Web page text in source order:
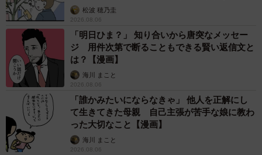
松波 穂乃圭
2026.08.06
「明日ひま？」 知り合いから唐突なメッセー
ジ 用件次第で断ることもできる賢い返信文と
は？【漫画】
海川 まこと
2026.08.06
「誰かみたいにならなきゃ」 他人を正解にし
て生きてきた母親 自己主張が苦手な娘に教わ
った大切なこと【漫画】
海川 まこと
2026.08.06